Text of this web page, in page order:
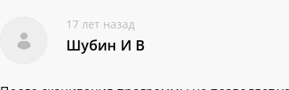
17 лет назад
Шубин И В